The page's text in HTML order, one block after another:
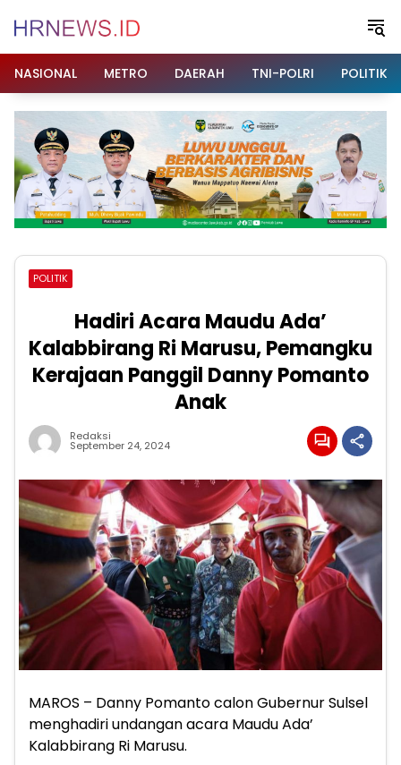
NASIONAL
METRO DAERAH TNI-POLRI POLITIK
POLITIK
Hadiri Acara Maudu Ada’
Kalabbirang Ri Marusu, Pemangku
Kerajaan Panggil Danny Pomanto
Anak
Redaksi
September 24, 2024
MAROS – Danny Pomanto calon Gubernur Sulsel
menghadiri undangan acara Maudu Ada’
Kalabbirang Ri Marusu.